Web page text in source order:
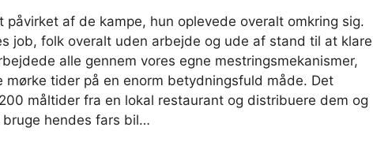
af de kampe, hun oplevede overalt omkring sig.
job, folk overalt uden arbejde og ude af stand til at klare
alle gennem vores egne mestringsmekanismer,
mørke tider på en enorm betydningsfuld måde. Det
måltider fra en lokal restaurant og distribuere dem og
hendes fars bil…